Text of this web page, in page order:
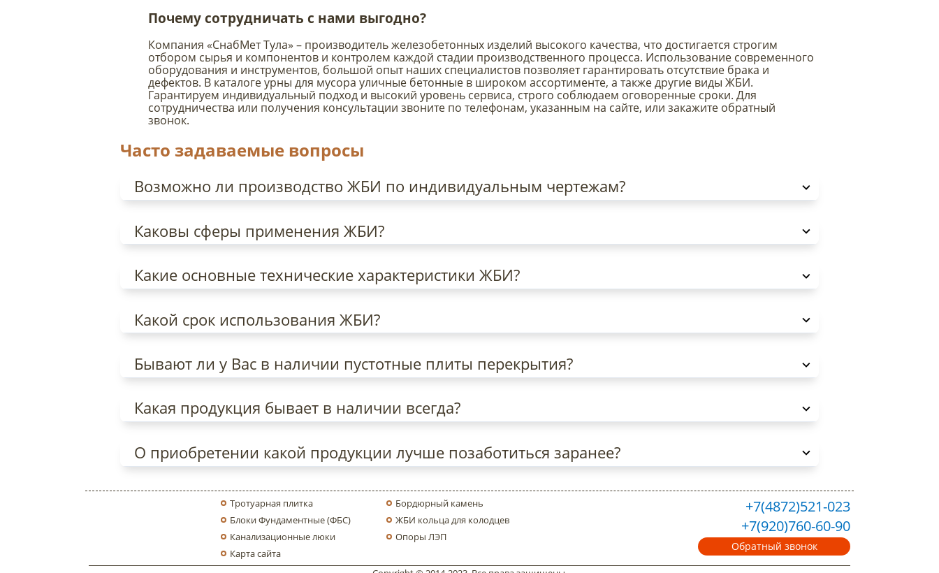
Почему сотрудничать с нами выгодно?
Компания «СнабМет Тула» – производитель железобетонных изделий высокого качества, что достигается строгим
отбором сырья и компонентов и контролем каждой стадии производственного процесса. Использование современного
оборудования и инструментов, большой опыт наших специалистов позволяет гарантировать отсутствие брака и
дефектов. В каталоге урны для мусора уличные бетонные в широком ассортименте, а также другие виды ЖБИ.
Гарантируем индивидуальный подход и высокий уровень сервиса, строго соблюдаем оговоренные сроки. Для
сотрудничества или получения консультации звоните по телефонам, указанным на сайте, или закажите обратный
звонок.
Часто задаваемые вопросы
Возможно ли производство ЖБИ по индивидуальным чертежам?
Каковы сферы применения ЖБИ?
Какие основные технические характеристики ЖБИ?
Какой срок использования ЖБИ?
Бывают ли у Вас в наличии пустотные плиты перекрытия?
Какая продукция бывает в наличии всегда?
О приобретении какой продукции лучше позаботиться заранее?
Тротуарная плитка
Бордюрный камень
Блоки Фундаментные (ФБС)
ЖБИ кольца для колодцев
Канализационные люки
Опоры ЛЭП
Карта сайта
+7(4872)521-023
+7(920)760-60-90
Обратный звонок